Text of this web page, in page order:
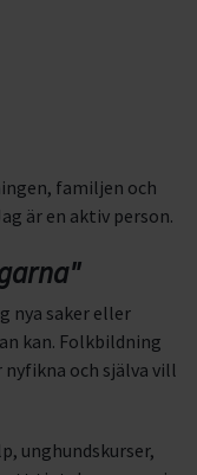
familjen och
är en aktiv person.
nya saker eller
kan. Folkbildning
och själva vill
unghundskurser,